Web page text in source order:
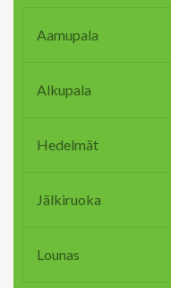
Aamupala
Alkupala
Hedelmät
Jälkiruoka
Lounas